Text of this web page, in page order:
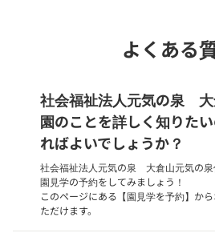
よくある
社会福祉法人元気の泉
園のことを詳しく知りた
ればよいでしょうか？
社会福祉法人元気の泉 大倉山元気の
園見学の予約をしてみましょう！
このページにある【園見学を予約】か
ただけます。